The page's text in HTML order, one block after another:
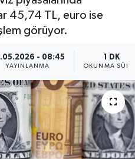
45,74 TL, euro ise
görüyor.
- 08:45
YAYINLANMA
1 DK
OKUNMA